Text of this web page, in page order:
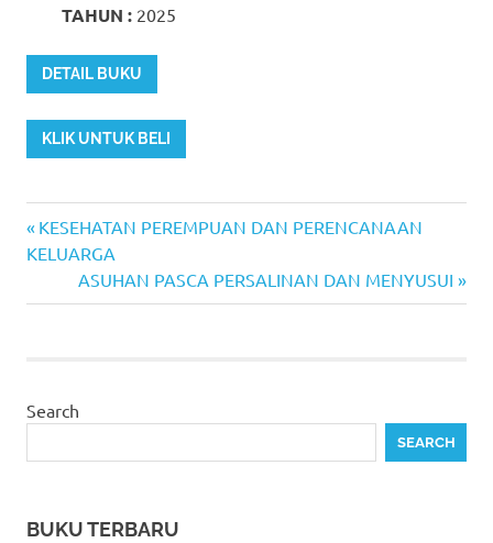
TAHUN : 2025
DETAIL BUKU
KLIK UNTUK BELI
Post
navigation
Previous
Post:
KESEHATAN PEREMPUAN DAN PERENCANAAN
KELUARGA
Next
Post:
ASUHAN PASCA PERSALINAN DAN MENYUSUI
Search
SEARCH
BUKU TERBARU